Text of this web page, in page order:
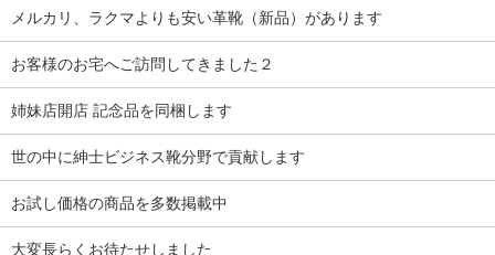
メルカリ、ラクマよりも安い革靴（新品）があります
お客様のお宅へご訪問してきました２
姉妹店開店 記念品を同梱します
世の中に紳士ビジネス靴分野で貢献します
お試し価格の商品を多数掲載中
大変長らくお待たせしました